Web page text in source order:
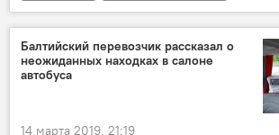
Новости мира
Россия
Латвия
мельдоний
Милдронат
Латвийский милдронат в центре допинг-скандала
Балтийский перевозчик рассказал о
неожиданных находках в салоне
автобуса
14 марта 2019, 21:19